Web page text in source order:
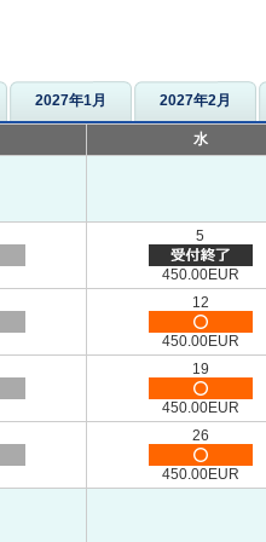
2027年1月 2027年2月
水
5
450.00EUR
12
450.00EUR
19
450.00EUR
26
450.00EUR